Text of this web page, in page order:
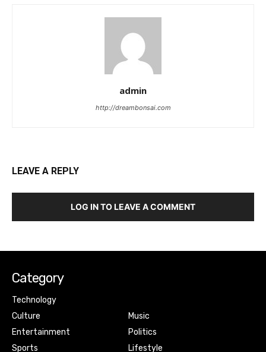
admin
http://dreambonsai.com
LEAVE A REPLY
LOG IN TO LEAVE A COMMENT
Category
Technology
Culture
Entertainment
Sports
Music
Politics
Lifestyle